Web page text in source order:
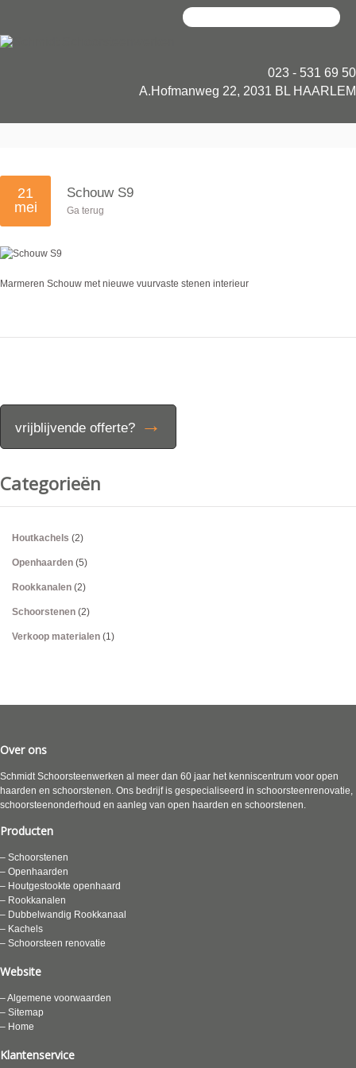
023 - 531 69 50
A.Hofmanweg 22, 2031 BL HAARLEM
Schouw S9
21
mei
Ga terug
Marmeren Schouw met nieuwe vuurvaste stenen interieur
vrijblijvende offerte? →
Categorieën
Houtkachels (2)
Openhaarden (5)
Rookkanalen (2)
Schoorstenen (2)
Verkoop materialen (1)
Over ons
Schmidt Schoorsteenwerken al meer dan 60 jaar het kenniscentrum voor open
haarden en schoorstenen. Ons bedrijf is gespecialiseerd in schoorsteenrenovatie,
schoorsteenonderhoud en aanleg van open haarden en schoorstenen.
Producten
– Schoorstenen
– Openhaarden
– Houtgestookte openhaard
– Rookkanalen
– Dubbelwandig Rookkanaal
– Kachels
– Schoorsteen renovatie
Website
– Algemene voorwaarden
– Sitemap
– Home
Klantenservice